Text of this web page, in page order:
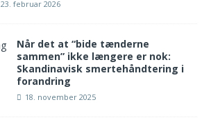
23. februar 2026
Når det at “bide tænderne
sammen” ikke længere er nok:
Skandinavisk smertehåndtering i
forandring
18. november 2025